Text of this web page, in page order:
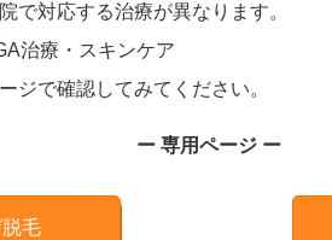
で対応する治療が異なります。
治療・スキンケア
ジで確認してみてください。
ー 専用ページ ー
脱毛